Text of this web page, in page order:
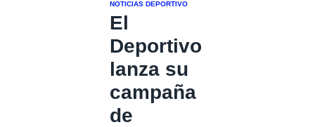
NOTICIAS DEPORTIVO
El
Deportivo
lanza su
campaña
de